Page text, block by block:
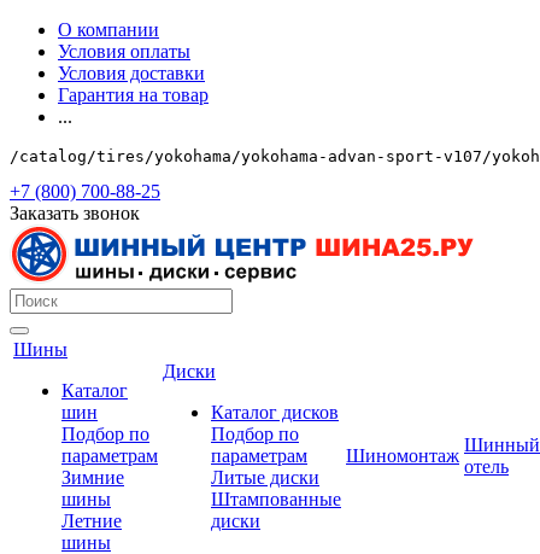
О компании
Условия оплаты
Условия доставки
Гарантия на товар
...
/catalog/tires/yokohama/yokohama-advan-sport-v107/
+7 (800) 700-88-25
Заказать звонок
Шины
Каталог
шин
Подбор по
параметрам
Зимние
шины
Летние
шины
Диски
Каталог дисков
Подбор по
параметрам
Литые диски
Штампованные
диски
Шиномонтаж
Шинный
отель